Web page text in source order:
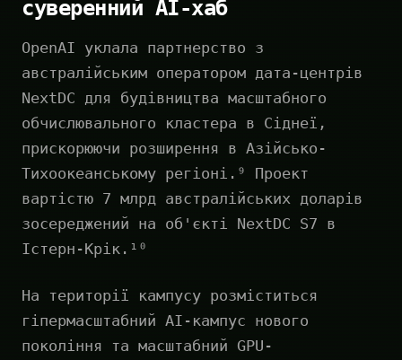
суверенний AI-хаб
OpenAI уклала партнерство з
австралійським оператором дата-центрів
NextDC для будівництва масштабного
обчислювального кластера в Сіднеї,
прискорюючи розширення в Азійсько-
Тихоокеанському регіоні.⁹ Проект
вартістю 7 млрд австралійських доларів
зосереджений на об'єкті NextDC S7 в
Істерн-Крік.¹⁰
На території кампусу розміститься
гіпермасштабний AI-кампус нового
покоління та масштабний GPU-